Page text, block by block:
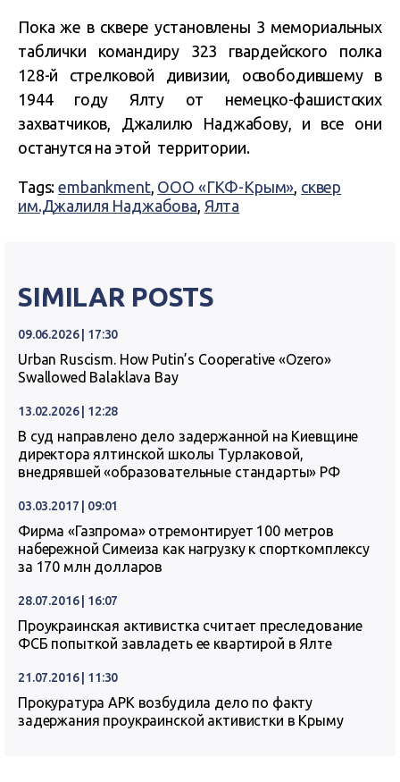
Пока же в сквере установлены 3 мемориальных
таблички командиру 323 гвардейского полка
128-й стрелковой дивизии, освободившему в
1944 году Ялту от немецко-фашистских
захватчиков, Джалилю Наджабову, и все они
останутся на этой территории.
Tags:embankment, ООО «ГКФ-Крым», сквер
им.Джалиля Наджабова, Ялта
SIMILAR POSTS
09.06.2026 | 17:30
Urban Ruscism. How Putin’s Cooperative «Ozero»
Swallowed Balaklava Bay
13.02.2026 | 12:28
В суд направлено дело задержанной на Киевщине
директора ялтинской школы Турлаковой,
внедрявшей «образовательные стандарты» РФ
03.03.2017 | 09:01
Фирма «Газпрома» отремонтирует 100 метров
набережной Симеиза как нагрузку к спорткомплексу
за 170 млн долларов
28.07.2016 | 16:07
Проукраинская активистка считает преследование
ФСБ попыткой завладеть ее квартирой в Ялте
21.07.2016 | 11:30
Прокуратура АРК возбудила дело по факту
задержания проукраинской активистки в Крыму